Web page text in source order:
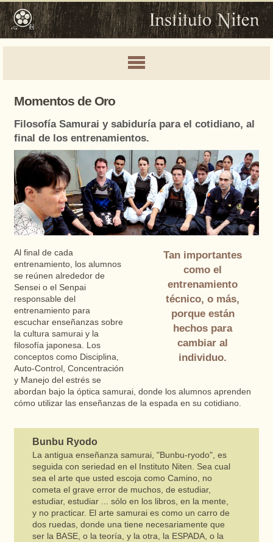
Momentos de Oro
Filosofía Samurai y sabiduría para el cotidiano, al
final de los entrenamientos.
Tan importantes
como el
entrenamiento
técnico, o más,
porque están
hechos para
cambiar al
individuo.
Al final de cada
entrenamiento, los alumnos
se reúnen alrededor de
Sensei o el Senpai
responsable del
entrenamiento para
escuchar enseñanzas sobre
la cultura samurai y la
filosofía japonesa. Los
conceptos como Disciplina,
Auto-Control, Concentración
y Manejo del estrés se
abordan bajo la óptica samurai, donde los alumnos aprenden
cómo utilizar las enseñanzas de la espada en su cotidiano.
Bunbu Ryodo
La antigua enseñanza samurai, "Bunbu-ryodo", es
seguida con seriedad en el Instituto Niten. Sea cual
sea el arte que usted escoja como Camino, no
cometa el grave error de muchos, de estudiar,
estudiar, estudiar ... sólo en los libros, en la mente,
y no practicar. El arte samurai es como un carro de
dos ruedas, donde una tiene necesariamente que
ser la BASE, o la teoría, y la otra, la ESPADA, o la